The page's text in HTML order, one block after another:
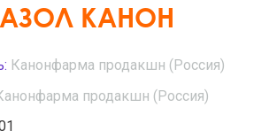
КАНОН
Канонфарма продакшн (Россия)
продакшн (Россия)